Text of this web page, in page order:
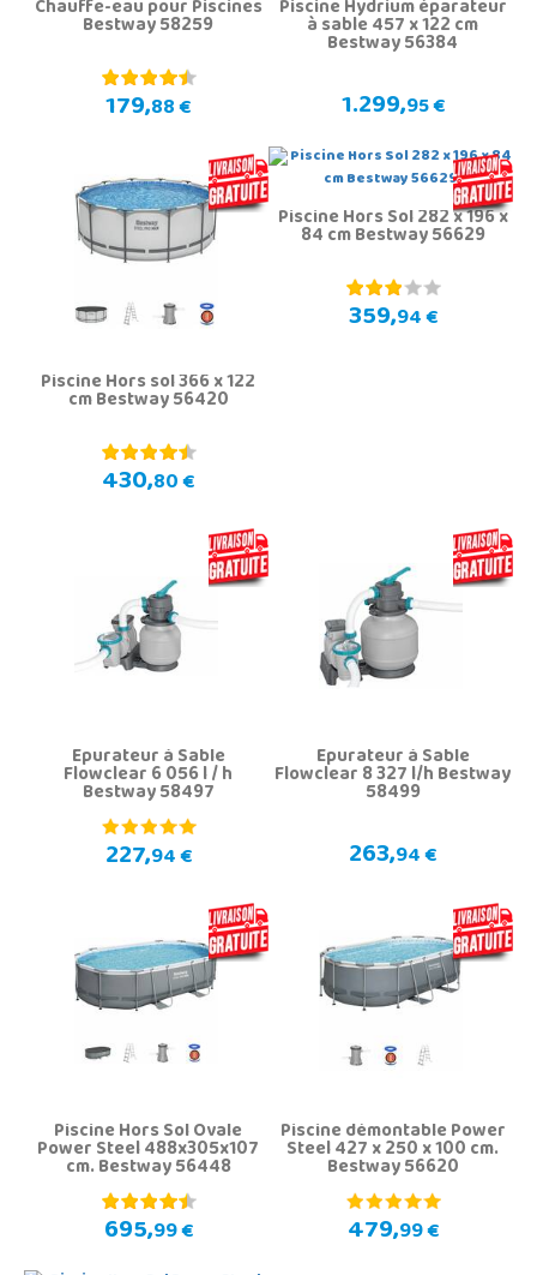
Chauffe-eau pour Piscines
Bestway 58259
179,88 €
Piscine Hydrium éparateur
à sable 457 x 122 cm
Bestway 56384
1.299,95 €
Piscine Hors sol 366 x 122
cm Bestway 56420
430,80 €
Piscine Hors Sol 282 x 196 x
84 cm Bestway 56629
359,94 €
Épurateur à Sable
Flowclear 6 056 l / h
Bestway 58497
227,94 €
Épurateur à Sable
Flowclear 8 327 l/h Bestway
58499
263,94 €
Piscine Hors Sol Ovale
Power Steel 488x305x107
cm. Bestway 56448
695,99 €
Piscine démontable Power
Steel 427 x 250 x 100 cm.
Bestway 56620
479,99 €